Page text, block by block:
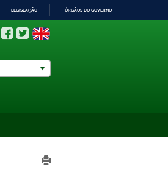
LEGISLAÇÃO ÓRGÃOS DO GOVERNO